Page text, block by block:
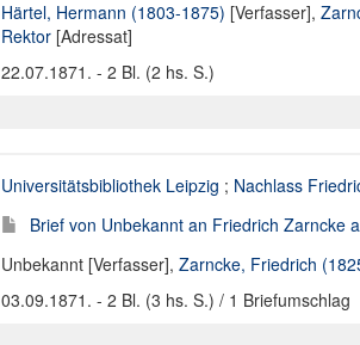
Härtel, Hermann (1803-1875) [Verfasser],
Rektor [Adressat]
22.07.1871. - 2 Bl. (2 hs. S.)
Universitätsbibliothek Leipzig ; Nachlass
Brief von Unbekannt an Friedrich Zarncke
Unbekannt [Verfasser], Zarncke, Friedrich
03.09.1871. - 2 Bl. (3 hs. S.) / 1 Briefumschlag